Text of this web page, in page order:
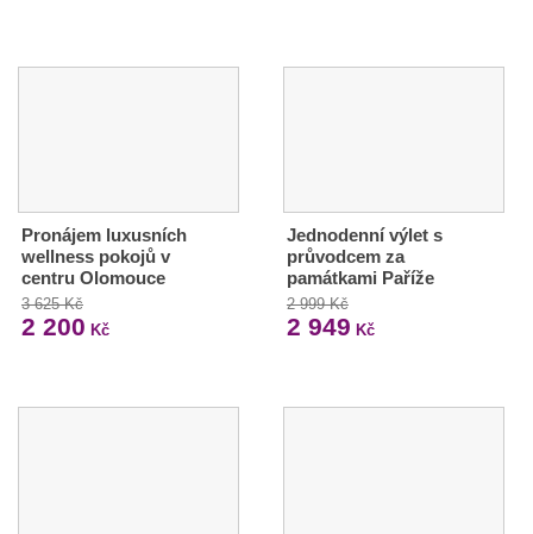
Pronájem luxusních
wellness pokojů v
centru Olomouce
3 625 Kč
2 200 Kč
Jednodenní výlet s
průvodcem za
památkami Paříže
2 999 Kč
2 949 Kč